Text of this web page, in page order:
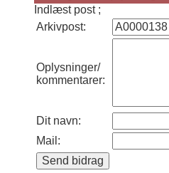
Indlæst post ;
Arkivpost:
Oplysninger/
kommentarer:
Dit navn:
Mail: